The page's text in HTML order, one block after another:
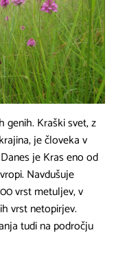
genih. Kraški svet, z
je človeka v
je Kras eno od
Navdušuje
vrst metuljev, v
vrst netopirjev.
tudi na področju